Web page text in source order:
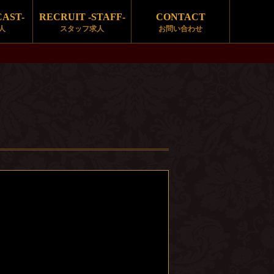
RECRUIT -STAFF-
スタッフ求人
CONTACT
お問い合わせ